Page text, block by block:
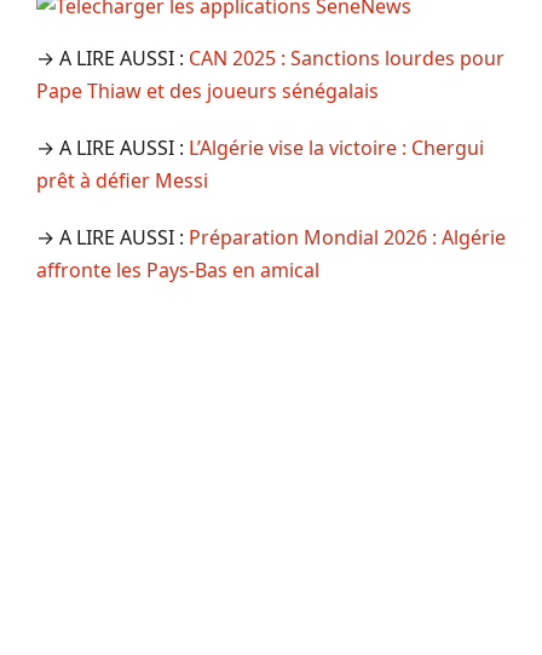
→ A LIRE AUSSI : CAN 2025 : Sanctions lourdes pour
Pape Thiaw et des joueurs sénégalais
→ A LIRE AUSSI : L’Algérie vise la victoire : Chergui
prêt à défier Messi
→ A LIRE AUSSI : Préparation Mondial 2026 : Algérie
affronte les Pays-Bas en amical